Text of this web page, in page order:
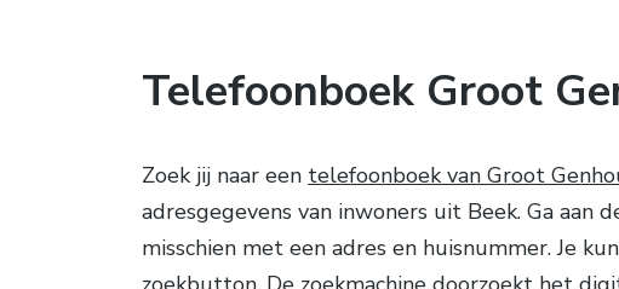
Telefoonboek Groot
Zoek jij naar een telefoonboek van Groot
adresgegevens van inwoners uit Beek. Ga aan
misschien met een adres en huisnummer. Je